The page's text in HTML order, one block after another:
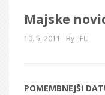
Majske
10. 5. 2011 By LFU
POMEMBNEJŠI